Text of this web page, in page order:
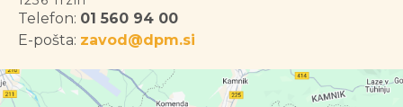
Telefon: 01 560 94 00
E-pošta: zavod@dpm.si